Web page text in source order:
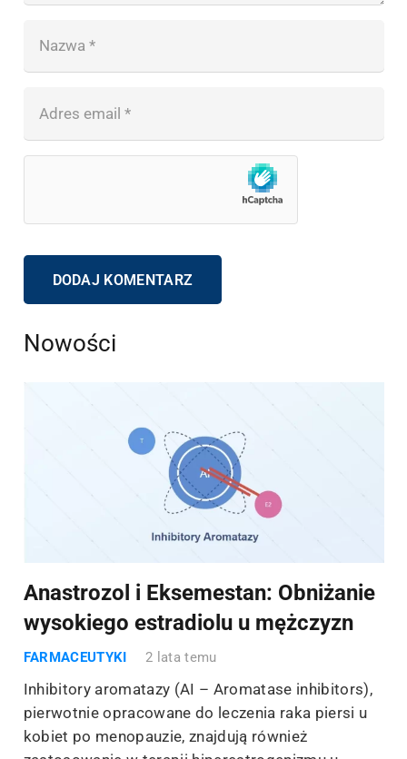
DODAJ KOMENTARZ
Nowości
Anastrozol i Eksemestan: Obniżanie
wysokiego estradiolu u mężczyzn
FARMACEUTYKI 2 lata temu
Inhibitory aromatazy (AI – Aromatase inhibitors),
pierwotnie opracowane do leczenia raka piersi u
kobiet po menopauzie, znajdują również